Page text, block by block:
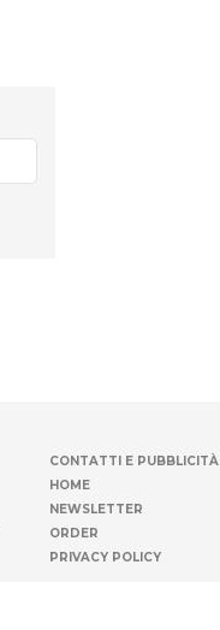
CONTATTI E PUBBLICITÀ
HOME
NEWSLETTER
ORDER
PRIVACY POLICY